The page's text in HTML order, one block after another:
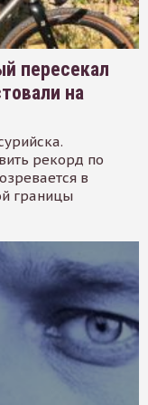
пересекал
на
рекорд по
в
границы